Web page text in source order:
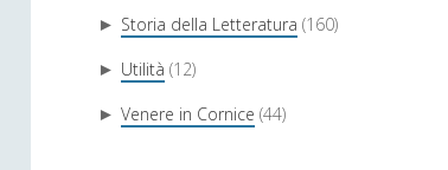
► Storia della Letteratura (160)
► Utilità (12)
► Venere in Cornice (44)